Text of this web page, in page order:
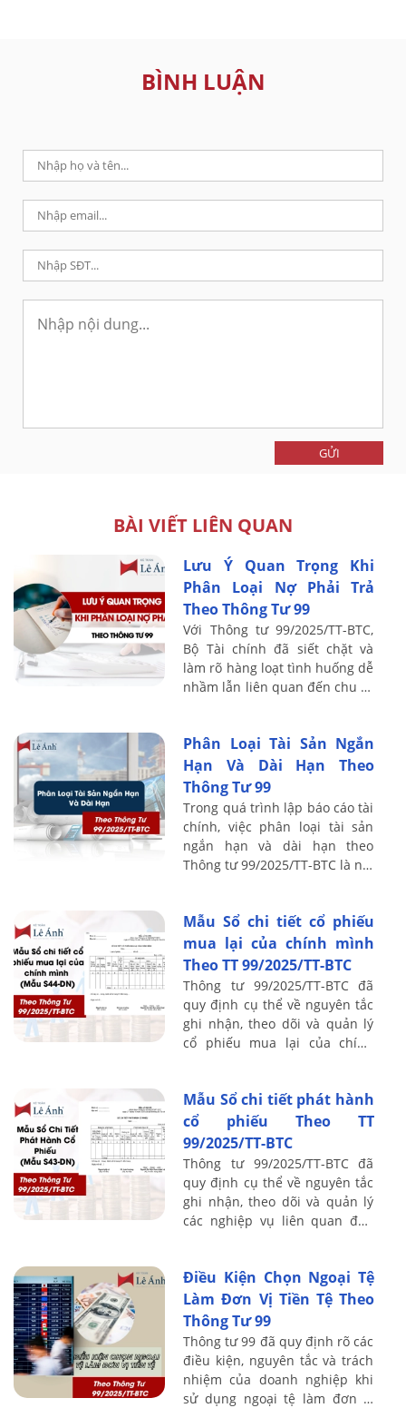
BÌNH LUẬN
GỬI
BÀI VIẾT LIÊN QUAN
Lưu Ý Quan Trọng Khi
Phân Loại Nợ Phải Trả
Theo Thông Tư 99
Với Thông tư 99/2025/TT-BTC,
Bộ Tài chính đã siết chặt và
làm rõ hàng loạt tình huống dễ
nhầm lẫn liên quan đến chu kỳ
...
Phân Loại Tài Sản Ngắn
Hạn Và Dài Hạn Theo
Thông Tư 99
Trong quá trình lập báo cáo tài
chính, việc phân loại tài sản
ngắn hạn và dài hạn theo
Thông tư 99/2025/TT-BTC là nội
...
Mẫu Sổ chi tiết cổ phiếu
mua lại của chính mình
Theo TT 99/2025/TT-BTC
Thông tư 99/2025/TT-BTC đã
quy định cụ thể về nguyên tắc
ghi nhận, theo dõi và quản lý
cổ phiếu mua lại của chính
thiệu ...
Mẫu Sổ chi tiết phát hành
cổ phiếu Theo TT
99/2025/TT-BTC
Thông tư 99/2025/TT-BTC đã
quy định cụ thể về nguyên tắc
ghi nhận, theo dõi và quản lý
các nghiệp vụ liên quan đến
sẽ giới ...
Điều Kiện Chọn Ngoại Tệ
Làm Đơn Vị Tiền Tệ Theo
Thông Tư 99
Thông tư 99 đã quy định rõ các
điều kiện, nguyên tắc và trách
nhiệm của doanh nghiệp khi
sử dụng ngoại tệ làm đơn vị